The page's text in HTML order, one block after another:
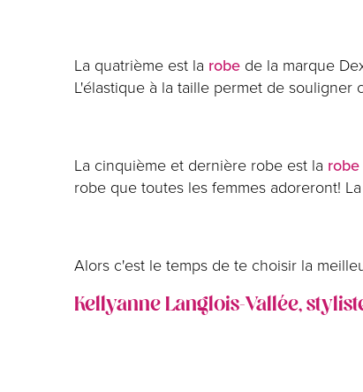
La quatrième est la robe de la marque
L'élastique à la taille permet de
La cinquième et dernière robe est la robe
robe que toutes les femmes adoreront!
Alors c'est le temps de te choisir la
Kellyanne Langlois-Vallée,